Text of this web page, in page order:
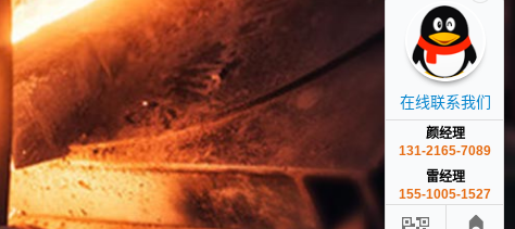
在线联系我们
颜经理
131-2165-7089
雷经理
155-1005-1527